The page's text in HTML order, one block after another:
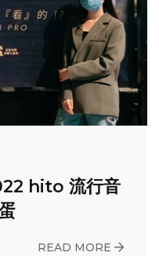
hito 流行音
READ MORE